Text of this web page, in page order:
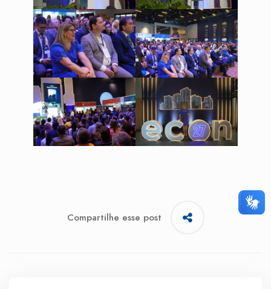
Compartilhe esse post